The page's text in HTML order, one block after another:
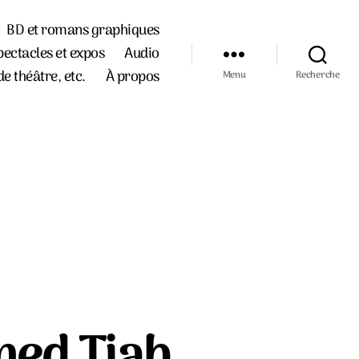
BD et romans graphiques
et expos
Audio
théâtre, etc.
À propos Menu Recherche